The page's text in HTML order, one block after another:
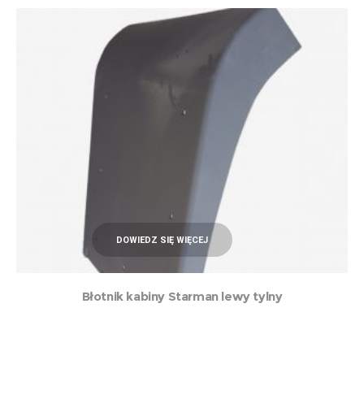
DOWIEDZ SIĘ WIĘCEJ
Błotnik kabiny Starman lewy tylny